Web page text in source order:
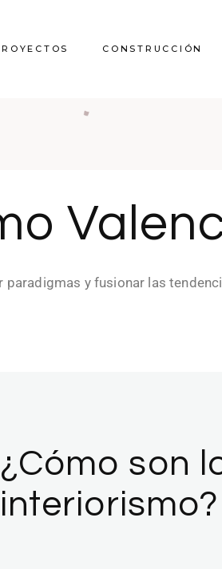
CONSTRUCCIÓN
y fusionar las
¿Cómo son
interiorismo?